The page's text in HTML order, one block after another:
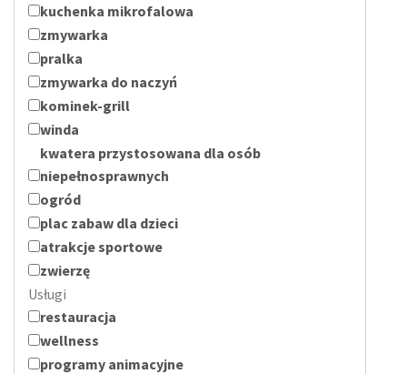
kuchenka mikrofalowa
zmywarka
pralka
zmywarka do naczyń
kominek-grill
winda
kwatera przystosowana dla osób
niepełnosprawnych
ogród
plac zabaw dla dzieci
atrakcje sportowe
zwierzę
Usługi
restauracja
wellness
programy animacyjne